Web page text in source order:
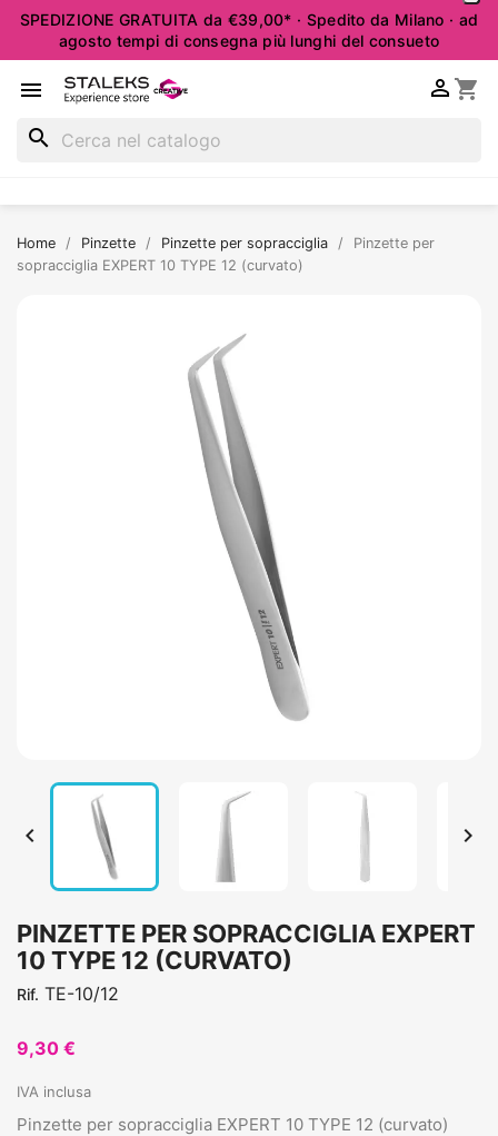
SPEDIZIONE GRATUITA da €39,00* · Spedito da Milano · ad
agosto tempi di consegna più lunghi del consueto
 shopping_cart

search
Home Pinzette Pinzette per sopracciglia
Pinzette per
sopracciglia EXPERT 10 TYPE 12 (curvato)
 
PINZETTE PER SOPRACCIGLIA EXPERT
10 TYPE 12 (CURVATO)
Rif. TE-10/12
9,30 €
IVA inclusa
Pinzette per sopracciglia EXPERT 10 TYPE 12 (curvato)